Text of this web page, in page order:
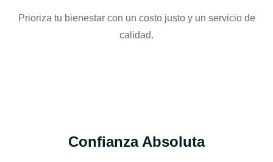
Prioriza tu bienestar con un costo justo y un servicio de
calidad.
Confianza Absoluta